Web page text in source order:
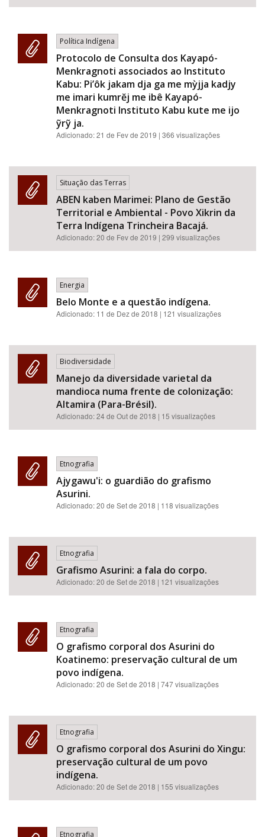
Política Indígena
Protocolo de Consulta dos Kayapó-
Menkragnoti associados ao Instituto
Kabu: Pi’ôk jakam dja ga me mỳjja kadjy
me imari kumrĕj me ibê Kayapó-
Menkragnoti Instituto Kabu kute me ijo
ỹrỹ ja.
Adicionado:21 de Fev de 2019 | 366 visualizações
Situação das Terras
ABEN kaben Marimei: Plano de Gestão
Territorial e Ambiental - Povo Xikrin da
Terra Indígena Trincheira Bacajá.
Adicionado:20 de Fev de 2019 | 299 visualizações
Energia
Belo Monte e a questão indígena.
Adicionado: 11 de Dez de 2018 | 121 visualizações
Biodiversidade
Manejo da diversidade varietal da
mandioca numa frente de colonização:
Altamira (Para-Brésil).
Adicionado:24 de Out de 2018 | 15 visualizações
Etnografia
Ajygawu'i: o guardião do grafismo
Asurini.
Adicionado:20 de Set de 2018 | 118 visualizações
Etnografia
Grafismo Asurini: a fala do corpo.
Adicionado:20 de Set de 2018 | 121 visualizações
Etnografia
O grafismo corporal dos Asurini do
Koatinemo: preservação cultural de um
povo indígena.
Adicionado:20 de Set de 2018 | 747 visualizações
Etnografia
O grafismo corporal dos Asurini do Xingu:
preservação cultural de um povo
indígena.
Adicionado:20 de Set de 2018 | 155 visualizações
Etnografia